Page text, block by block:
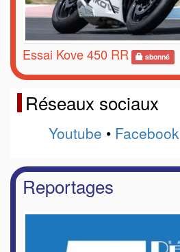
Essai Kove 450 RR abonné
Réseaux sociaux
Youtube • Facebook
Reportages